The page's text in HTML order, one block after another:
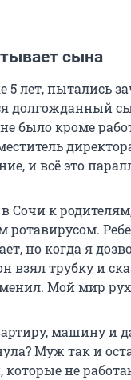
сына
пытались
долгожданный
было кроме
и всё это
в Сочи к
но когда я
взял трубку и
Мой мир
машину и
Муж так и
не